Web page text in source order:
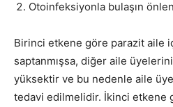
Otoinfeksiyonla bulaşın
Birinci etkene göre parazit aile
saptanmışsa, diğer aile
yüksektir ve bu nedenle aile
tedavi edilmelidir. İkinci etkene